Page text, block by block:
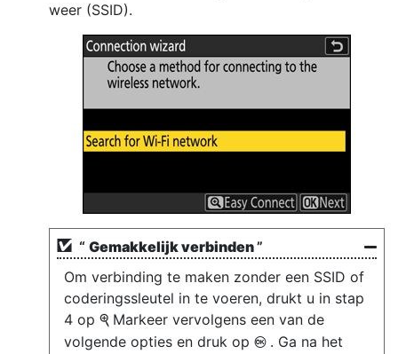
weer (SSID).
“ Gemakkelijk verbinden”
Om verbinding te maken zonder een SSID of
coderingssleutel in te voeren, drukt u in stap
4 op X Markeer vervolgens een van de
volgende opties en druk op J . Ga na het